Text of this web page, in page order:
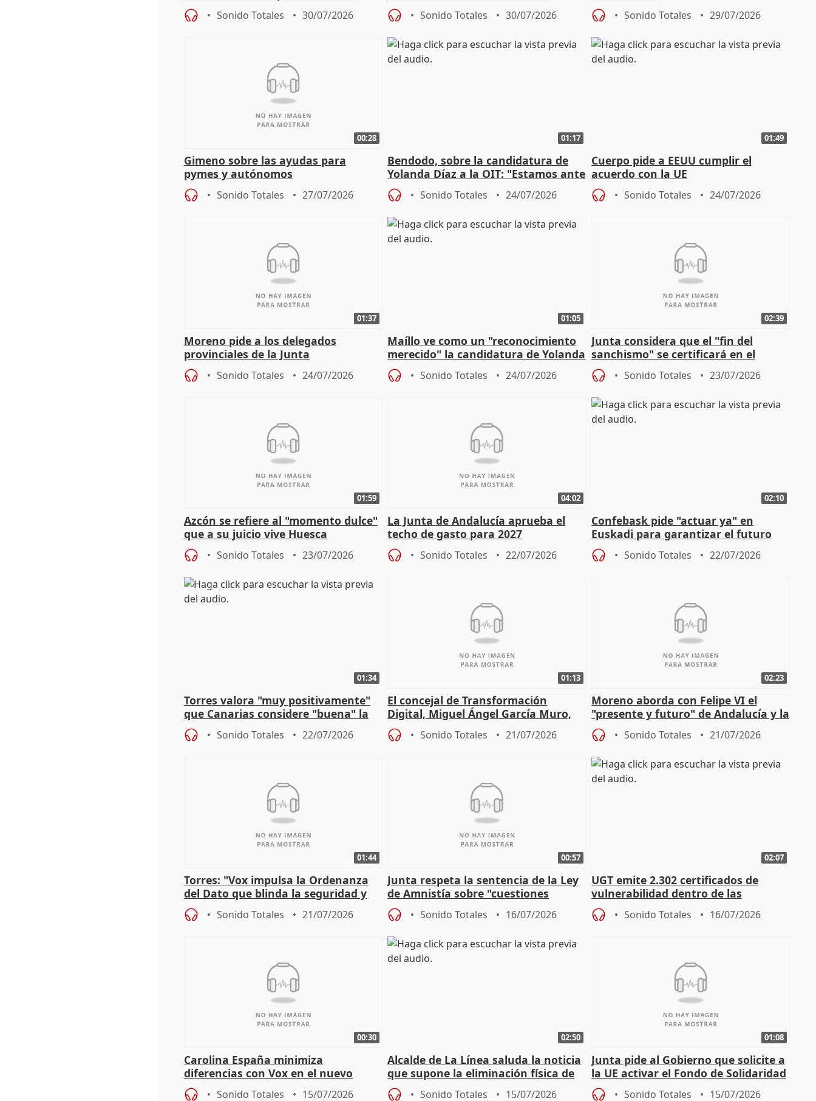
pacto de Estado de Sánchez
Sonido Totales 30/07/2026
"condenado por corrupción"
Sonido Totales 30/07/2026 Sonido Totales 29/07/2026
00:28
Gimeno sobre las ayudas para
pymes y autónomos
Sonido Totales 27/07/2026
01:17
Bendodo, sobre la candidatura de
Yolanda Díaz a la OIT: "Estamos ante
un plan de evacuación"
Sonido Totales 24/07/2026
01:49
Cuerpo pide a EEUU cumplir el
acuerdo con la UE
Sonido Totales 24/07/2026
01:37
Moreno pide a los delegados
provinciales de la Junta
"determinación para afrontar los
retos", diálog
Sonido Totales 24/07/2026
01:05
Maíllo ve como un "reconocimiento
merecido" la candidatura de Yolanda
Díaz a la OIT
Sonido Totales 24/07/2026
02:39
Junta considera que el "fin del
sanchismo" se certificará en el
Congreso con la "caída" del techo de
Sonido Totales 23/07/2026
01:59
Azcón se refiere al "momento dulce"
que a su juicio vive Huesca
Sonido Totales 23/07/2026
04:02
La Junta de Andalucía aprueba el
techo de gasto para 2027
Sonido Totales 22/07/2026
02:10
Confebask pide "actuar ya" en
Euskadi para garantizar el futuro
con un pacto de país
Sonido Totales 22/07/2026
01:34
Torres valora "muy positivamente"
que Canarias considere "buena" la
propuesta del CPFF
Sonido Totales 22/07/2026
01:13
El concejal de Transformación
Digital, Miguel Ángel García Muro,
sobre la Ordenanza del Dato
Sonido Totales 21/07/2026
02:23
Moreno aborda con Felipe VI el
"presente y futuro" de Andalucía y la
preocupación por los incendios
Sonido Totales 21/07/2026
01:44
Torres: "Vox impulsa la Ordenanza
del Dato que blinda la seguridad y
los derechos ante al control"
Sonido Totales 21/07/2026
00:57
Junta respeta la sentencia de la Ley
de Amnistía sobre "cuestiones
técnicas" que "no avalan la const
Sonido Totales 16/07/2026
02:07
UGT emite 2.302 certificados de
vulnerabilidad dentro de las
solicitudes de regulación C-LM
Sonido Totales 16/07/2026
00:30
Carolina España minimiza
diferencias con Vox en el nuevo
Gobierno: "Lo importante es que sea
Sonido Totales 15/07/2026
02:50
Alcalde de La Línea saluda la noticia
que supone la eliminación física de
la Verja de Gibraltar
Sonido Totales 15/07/2026
01:08
Junta pide al Gobierno que solicite a
la UE activar el Fondo de Solidaridad
para afrontar daños del
Sonido Totales 15/07/2026